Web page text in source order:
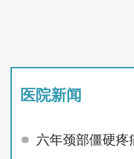
医院新闻
六年颈部僵硬疼痛